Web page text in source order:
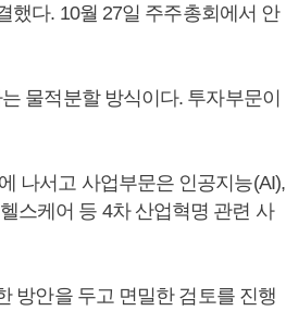
했다. 10월 27일 주주총회에서 안
물적분할 방식이다. 투자부문이
나서고 사업부문은 인공지능(AI),
스케어 등 4차 산업혁명 관련 사
방안을 두고 면밀한 검토를 진행